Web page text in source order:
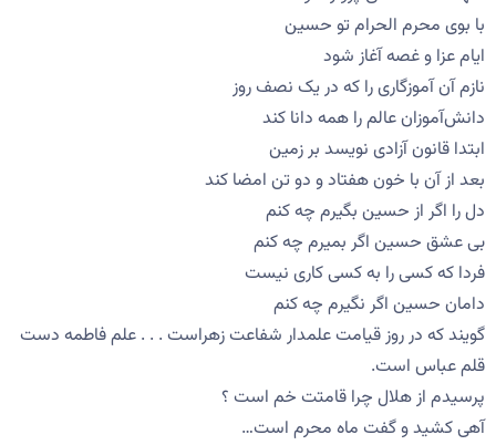
با بوی محرم الحرام تو حسین
ایام عزا و غصه آغاز شود
نازم آن آموزگاری را که در یک نصف روز
دانش‌آموزان عالم را همه دانا کند
ابتدا قانون آزادی نویسد بر زمین
بعد از آن با خون هفتاد و دو تن امضا کند
دل را اگر از حسین بگیرم چه كنم
بی عشق حسین اگر بمیرم چه كنم
فردا كه كسی را به كسی كاری نیست
دامان حسین اگر نگیرم چه كنم
گویند كه در روز قیامت علمدار شفاعت زهراست . . . علم فاطمه دست
قلم عباس است.
پرسیدم از هلال چرا قامتت خم است ؟
آهی کشید و گفت ماه محرم است…